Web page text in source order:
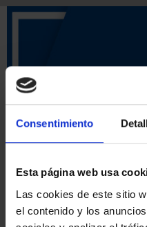
Consentimiento
Esta página web usa
Las cookies de este sitio
el contenido y los